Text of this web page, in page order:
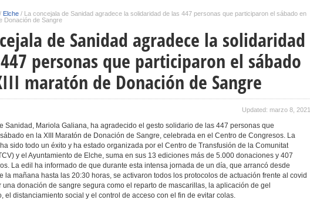
/ Elche / La concejala de Sanidad agradece la solidaridad de las 447 personas que participaron el sábado en
Donación de Sangre
de Sanidad agradece la solidaridad
personas que participaron el sábado
maratón de Donación de Sangre
Updated: marzo 8, 2021
Sanidad, Mariola Galiana, ha agradecido el gesto solidario de las 447 personas que
en la XIII Maratón de Donación de Sangre, celebrada en el Centro de Congresos. La
sido todo un éxito y ha estado organizada por el Centro de Transfusión de la Comunitat
y el Ayuntamiento de Elche, suma en sus 13 ediciones más de 5.000 donaciones y 407
La edil ha informado de que durante esta intensa jornada de un día, que arrancó desde
la mañana hasta las 20:30 horas, se activaron todos los protocolos de actuación frente al covid
una donación de sangre segura como el reparto de mascarillas, la aplicación de gel
el distanciamiento social y el control de acceso con el fin de evitar colas.